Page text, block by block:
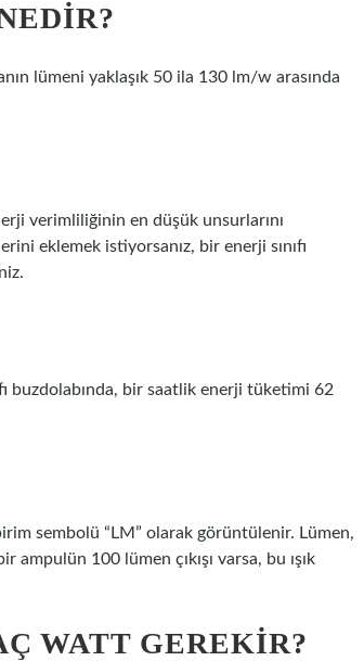
lümeni yaklaşık 50 ila 130 lm/w arasında
verimliliğinin en düşük unsurlarını
eklemek istiyorsanız, bir enerji sınıfı
buzdolabında, bir saatlik enerji tüketimi 62
sembolü “LM” olarak görüntülenir. Lümen,
ampulün 100 lümen çıkışı varsa, bu ışık
WATT GEREKIR?